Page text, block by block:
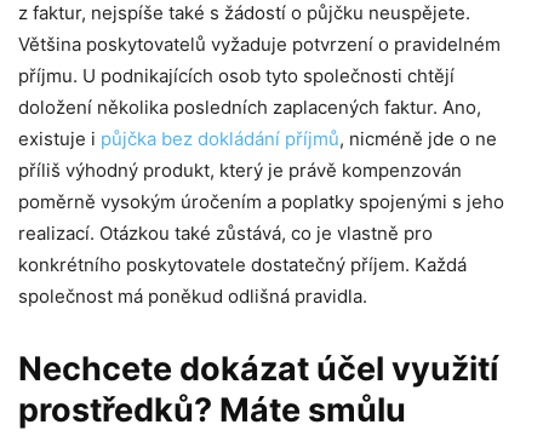
z faktur, nejspíše také s žádostí o půjčku neuspějete.
Většina poskytovatelů vyžaduje potvrzení o pravidelném
příjmu. U podnikajících osob tyto společnosti chtějí
doložení několika posledních zaplacených faktur. Ano,
existuje i půjčka bez dokládání příjmů, nicméně jde o ne
příliš výhodný produkt, který je právě kompenzován
poměrně vysokým úročením a poplatky spojenými s jeho
realizací. Otázkou také zůstává, co je vlastně pro
konkrétního poskytovatele dostatečný příjem. Každá
společnost má poněkud odlišná pravidla.
Nechcete dokázat účel využití
prostředků? Máte smůlu